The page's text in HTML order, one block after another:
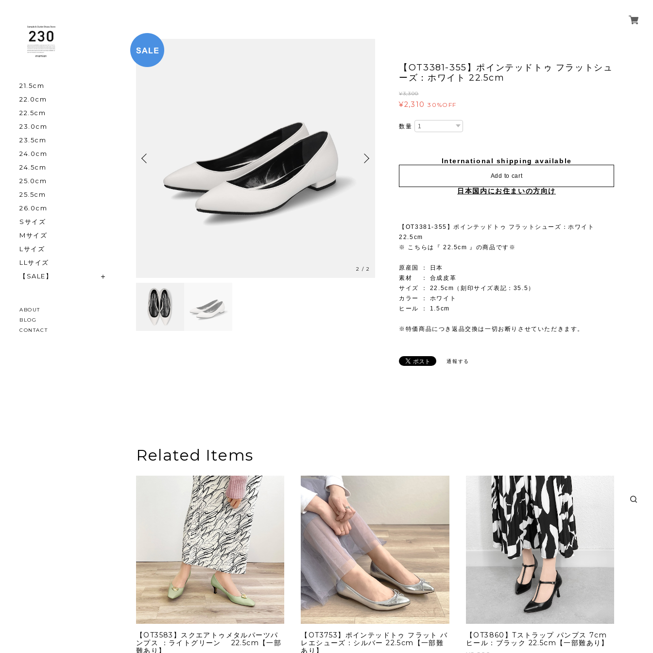
21.5cm
22.0cm
22.5cm
23.0cm
23.5cm
24.0cm
24.5cm
25.0cm
25.5cm
26.0cm
Sサイズ
Mサイズ
Lサイズ
LLサイズ
【SALE】
ABOUT
BLOG
CONTACT
2 /2
【OT3381-355】ポインテッドトゥ フラットシュ
ーズ：ホワイト 22.5cm
¥3,300
¥2,310 30%OFF
数量
International shipping available
Add to cart
日本国内にお住まいの方向け
【OT3381-355】ポインテッドトゥ フラットシューズ：ホワイト
22.5cm
※ こちらは『 22.5cm 』の商品です※
原産国 ： 日本
素材 ： 合成皮革
サイズ ： 22.5cm（刻印サイズ表記：35.5）
カラー ： ホワイト
ヒール ： 1.5cm
※特価商品につき返品交換は一切お断りさせていただきます。
通報する
Related Items
【OT3583】スクエアトゥメタルパーツパ
ンプス ：ライトグリーン 22.5cm【一部
難あり】
【OT3753】ポインテッドトゥ フラット バ
レエシューズ：シルバー 22.5cm【一部難
あり】
【OT3860】Tストラップ パンプス 7cm
ヒール：ブラック 22.5cm【一部難あり】